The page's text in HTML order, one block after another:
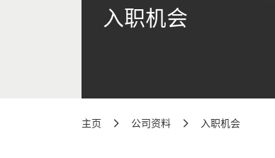
入职机会
主页 公司资料 入职机会